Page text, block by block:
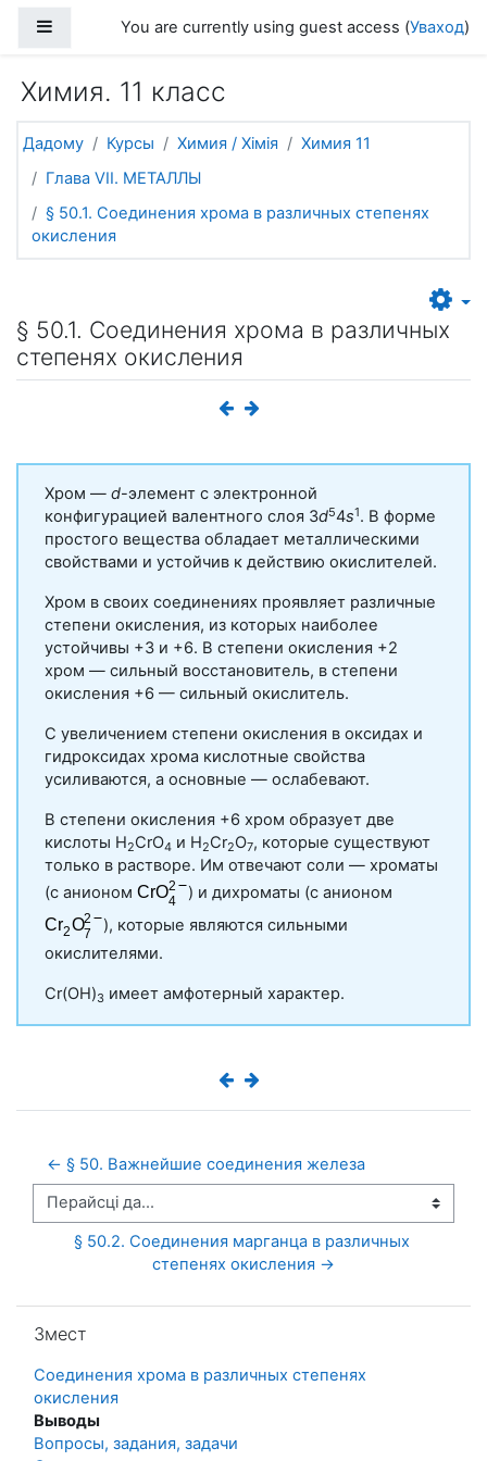
Side panelYou are currently using guest access (Уваход)
Химия. 11 класс
Дадому Курсы Химия / Хімія
Химия 11
Глава VII. МЕТАЛЛЫ
§ 50.1. Соединения хрома в различных степенях
окисления
§ 50.1. Соединения хрома в различных
степенях окисления
Хром — d-элемент с электронной
конфигурацией валентного слоя 3d54s1. В форме
простого вещества обладает металлическими
свойствами и устойчив к действию окислителей.
Хром в своих соединениях проявляет различные
степени окисления, из которых наиболее
устойчивы +3 и +6. В степени окисления +2
хром — сильный восстановитель, в степени
окисления +6 — сильный окислитель.
С увеличением степени окисления в оксидах и
гидроксидах хрома кислотные свойства
усиливаются, а основные — ослабевают.
В степени окисления +6 хром образует две
кислоты H2CrO4 и H2Cr2O7, которые существуют
только в растворе. Им отвечают соли — хроматы
(с анионом
) и дихроматы (с анионом
), которые являются сильными
окислителями.
Cr(OH)3 имеет амфотерный характер.
← § 50. Важнейшие соединения железа
Перайсці да...
§ 50.2. Соединения марганца в различных
степенях окисления →
Змест
Соединения хрома в различных степенях
окисления
Выводы
Вопросы, задания, задачи